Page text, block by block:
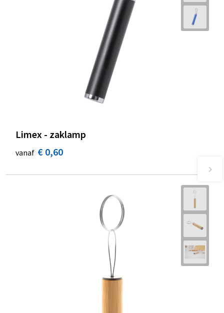
Limex - zaklamp
vanaf € 0,60